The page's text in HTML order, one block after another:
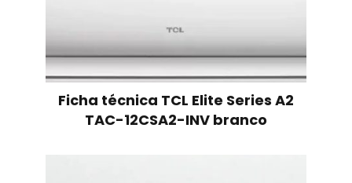
Ficha técnica TCL Elite Series A2
TAC-12CSA2-INV branco